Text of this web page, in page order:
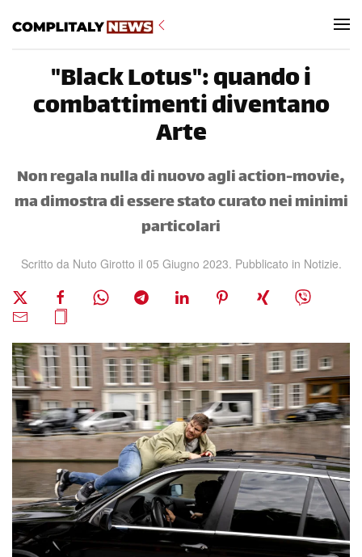
"Black Lotus": quando i
combattimenti diventano
Arte
Non regala nulla di nuovo agli action-movie,
ma dimostra di essere stato curato nei minimi
particolari
Scritto da Nuto Girotto il 05 Giugno 2023. Pubblicato in Notizie.